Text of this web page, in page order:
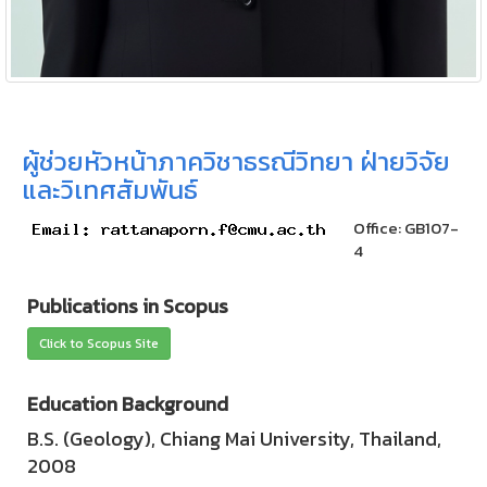
ผู้ช่วยหัวหน้าภาควิชาธรณีวิทยา ฝ่ายวิจัย
และวิเทศสัมพันธ์
Office: GB107-
4
Publications in Scopus
Click to Scopus Site
Education Background
B.S. (Geology), Chiang Mai University, Thailand,
2008